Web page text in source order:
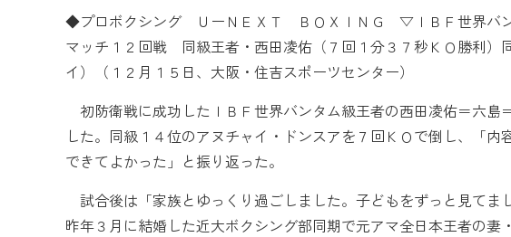
◆プロボクシング ＵーＮＥＸＴ ＢＯＸＩＮＧ ▽ＩＢＦ世界バン
マッチ１２回戦 同級王者・西田凌佑（７回１分３７秒ＫＯ勝利）
イ）（１２月１５日、大阪・住吉スポーツセンター）
初防衛戦に成功したＩＢＦ世界バンタム級王者の西田凌佑＝六島
した。同級１４位のアヌチャイ・ドンスアを７回ＫＯで倒し、「
できてよかった」と振り返った。
試合後は「家族とゆっくり過ごしました。子どもをずっと見てま
昨年３月に結婚した近大ボクシング部同期で元アマ全日本王者の妻